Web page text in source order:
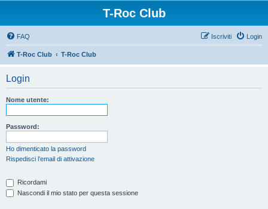
T-Roc Club
FAQ Login
Iscriviti
T-Roc Club T-Roc Club
Login
Nome utente:
Password:
Ho dimenticato la password
Rispedisci l’email di attivazione
Ricordami
Nascondi il mio stato per questa sessione